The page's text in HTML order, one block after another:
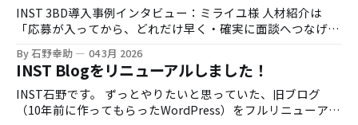
INST 3BD導入事例インタビュー：ミライユ様 人材紹介は
「応募が入ってから、どれだけ早く・確実に面談へつなげら
の即時対応や、架電の追いかけ業務は現場負荷が高く、運用
の属人化も起きがちです。 今回は株式会社ミライユ様に、
INST 3BDのトライアル導入（実証実験）から、効果検証を
経て利用範囲を拡大するに至った経緯を伺いました。 お話を
By 石野幸助 04 3月 2026
INST Blogをリニューアルしました！
INST石野です。 ずっとやりたいと思っていた、旧ブログ
（10年前に作ってもらったWordPress）をフルリニューアル